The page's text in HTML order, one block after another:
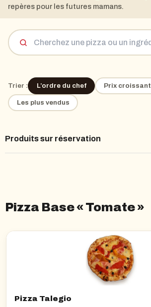
repères pour les futures mamans.
Trier : L’ordre du chef Prix croissant
Les plus vendus
Produits sur réservation
Pizza Base « Tomate »
Pizza Talegio